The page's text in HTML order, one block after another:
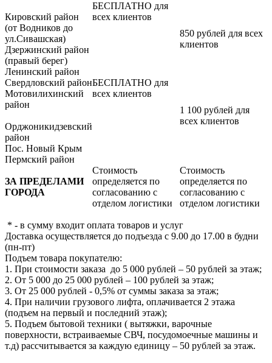
Кировский район
(от Водников до
ул.Сивашская)
Дзержинский район
(правый берег)
Ленинский район
Свердловский район
Мотовилихинский
район
Орджоникидзевский
район
Пос. Новый Крым
Пермский район
БЕСПЛАТНО для
всех клиентов
БЕСПЛАТНО для
всех клиентов
850 рублей для всех
клиентов
1 100 рублей для
всех клиентов
ЗА ПРЕДЕЛАМИ
ГОРОДА
Стоимость
определяется по
согласованию с
отделом логистики
Стоимость
определяется по
согласованию с
отделом логистики
* - в сумму входит оплата товаров и услуг
Доставка осуществляется до подъезда с 9.00 до 17.00 в будни
(пн-пт)
Подъем товара покупателю:
1. При стоимости заказа до 5 000 рублей – 50 рублей за этаж;
2. От 5 000 до 25 000 рублей – 100 рублей за этаж;
3. От 25 000 рублей - 0,5% от суммы заказа за этаж;
4. При наличии грузового лифта, оплачивается 2 этажа
(подъем на первый и последний этаж);
5. Подъем бытовой техники ( вытяжки, варочные
поверхности, встраиваемые СВЧ, посудомоечные машины и
т.д) рассчитывается за каждую единицу – 50 рублей за этаж.